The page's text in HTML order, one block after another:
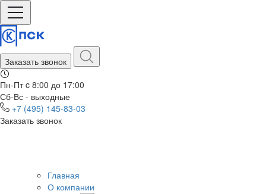
Заказать звонок
Пн-Пт c 8:00 до 17:00
Сб-Вс - выходные
+7 (495) 145-83-03
Заказать звонок
Главная
О компании